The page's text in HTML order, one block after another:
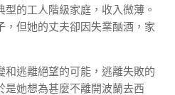
型的工人階級家庭，收入微薄。
，但她的丈夫卻因失業酗酒，家
和逃離絕望的可能，逃離失敗的
是她想為甚麼不離開波蘭去西